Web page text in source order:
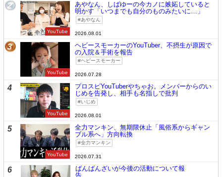
2
YouTube
あやなん、しばゆーの今カノに嫉妬していると
明かす「いつまでも自分のものみたいに…」
あやなん
2026.08.01
3
YouTube
ヘビースモーカーのYouTuber、不摂生が原因で
の入院＆手術を報告
ヘビースモーカー
2026.07.28
4
YouTube
プロスピYouTuberやちゃお。メンバーからのい
じめを告発し、相手も名指しで批判
いじめ
2026.08.01
5
YouTube
全力マンキン、無期限休止「風俗系からギャン
ブル系へ」方向転換
全力マンキン
2026.07.31
6
ばんばんざいが今後の活動について報
告